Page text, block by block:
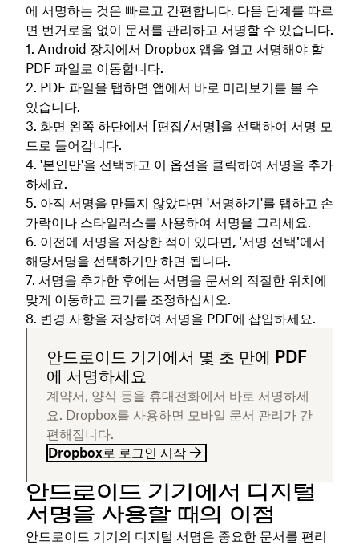
에 서명하는 것은 빠르고 간편합니다. 다음 단계를 따르
면 번거로움 없이 문서를 관리하고 서명할 수 있습니다.
Android 장치에서 Dropbox 앱을 열고 서명해야 할
PDF 파일로 이동합니다.
PDF 파일을 탭하면 앱에서 바로 미리보기를 볼 수
있습니다.
화면 왼쪽 하단에서 [편집/서명]을 선택하여 서명 모
드로 들어갑니다.
'본인만'을 선택하고 이 옵션을 클릭하여 서명을 추가
하세요.
아직 서명을 만들지 않았다면 '서명하기'를 탭하고 손
가락이나 스타일러스를 사용하여 서명을 그리세요.
이전에 서명을 저장한 적이 있다면, '서명 선택'에서
해당서명을 선택하기만 하면 됩니다.
서명을 추가한 후에는 서명을 문서의 적절한 위치에
맞게 이동하고 크기를 조정하십시오.
변경 사항을 저장하여 서명을 PDF에 삽입하세요.
안드로이드 기기에서 몇 초 만에 PDF
에 서명하세요
계약서, 양식 등을 휴대전화에서 바로 서명하세
요. Dropbox를 사용하면 모바일 문서 관리가 간
편해집니다.
Dropbox로 로그인 시작
안드로이드 기기에서 디지털
서명을 사용할 때의 이점
안드로이드 기기의 디지털 서명은 중요한 문서를 편리